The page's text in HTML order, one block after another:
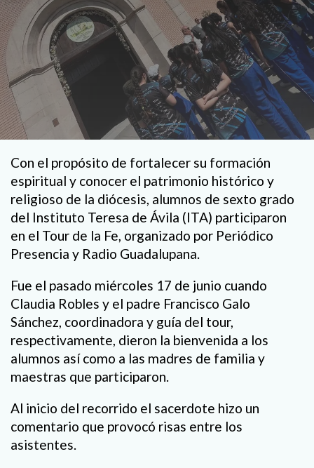
Con el propósito de fortalecer su formación
espiritual y conocer el patrimonio histórico y
religioso de la diócesis, alumnos de sexto grado
del Instituto Teresa de Ávila (ITA) participaron
en el Tour de la Fe, organizado por Periódico
Presencia y Radio Guadalupana.
Fue el pasado miércoles 17 de junio cuando
Claudia Robles y el padre Francisco Galo
Sánchez, coordinadora y guía del tour,
respectivamente, dieron la bienvenida a los
alumnos así como a las madres de familia y
maestras que participaron.
Al inicio del recorrido el sacerdote hizo un
comentario que provocó risas entre los
asistentes.